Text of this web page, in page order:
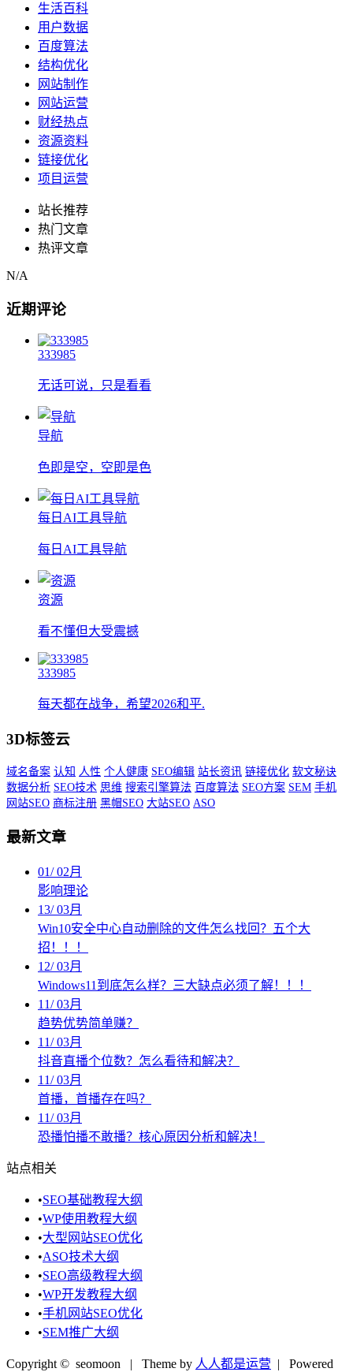
生活百科
用户数据
百度算法
结构优化
网站制作
网站运营
财经热点
资源资料
链接优化
项目运营
站长推荐
热门文章
热评文章
N/A
近期评论
333985
无话可说，只是看看
导航
色即是空，空即是色
每日AI工具导航
每日AI工具导航
资源
看不懂但大受震撼
333985
每天都在战争，希望2026和平.
3D标签云
域名备案 认知 人性 个人健康 SEO编辑 站长资讯 链接优化 软文秘诀
数据分析 SEO技术 思维 搜索引擎算法 百度算法 SEO方案 SEM 手机
网站SEO 商标注册 黑帽SEO 大站SEO ASO
最新文章
01/02月
影响理论
13/03月
Win10安全中心自动删除的文件怎么找回？五个大
招！！！
12/03月
Windows11到底怎么样？三大缺点必须了解！！！
11/03月
趋势优势简单赚？
11/03月
抖音直播个位数？怎么看待和解决？
11/03月
首播，首播存在吗？
11/03月
恐播怕播不敢播？核心原因分析和解决！
站点相关
•SEO基础教程大纲
•WP使用教程大纲
•大型网站SEO优化
•ASO技术大纲
•SEO高级教程大纲
•WP开发教程大纲
•手机网站SEO优化
•SEM推广大纲
Copyright © seomoon | Theme by 人人都是运营 | Powered